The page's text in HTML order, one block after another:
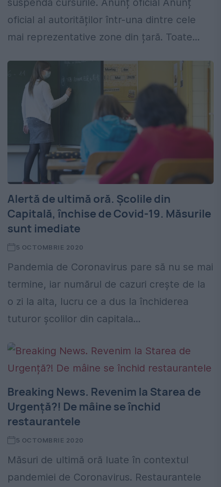
suspendă cursurile. Anunț oficial Anunț
oficial al autorităților într-una dintre cele
mai reprezentative zone din țară. Toate...
Alertă de ultimă oră. Școlile din
Capitală, închise de Covid-19. Măsurile
sunt imediate
5 OCTOMBRIE 2020
Pandemia de Coronavirus pare să nu se mai
termine, iar numărul de cazuri crește de la
o zi la alta, lucru ce a dus la închiderea
tuturor școlilor din capitala...
Breaking News. Revenim la Starea de
Urgență?! De mâine se închid
restaurantele
5 OCTOMBRIE 2020
Măsuri de ultimă oră luate în contextul
pandemiei de Coronavirus. Restaurantele